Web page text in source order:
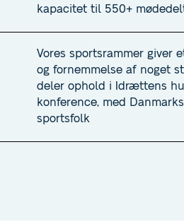
kapacitet til 550+
Vores sportsrammer giver
og fornemmelse af noget
deler ophold i Idrættens
konference, med
sportsfolk